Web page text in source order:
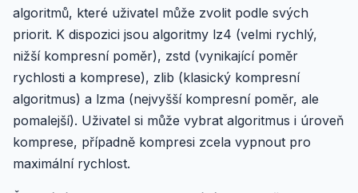
algoritmů, které uživatel může zvolit podle svých
priorit. K dispozici jsou algoritmy lz4 (velmi rychlý,
nižší kompresní poměr), zstd (vynikající poměr
rychlosti a komprese), zlib (klasický kompresní
algoritmus) a lzma (nejvyšší kompresní poměr, ale
pomalejší). Uživatel si může vybrat algoritmus i úroveň
komprese, případně kompresi zcela vypnout pro
maximální rychlost.